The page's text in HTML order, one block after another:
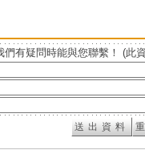
們有疑問時能與您聯繫！ (此